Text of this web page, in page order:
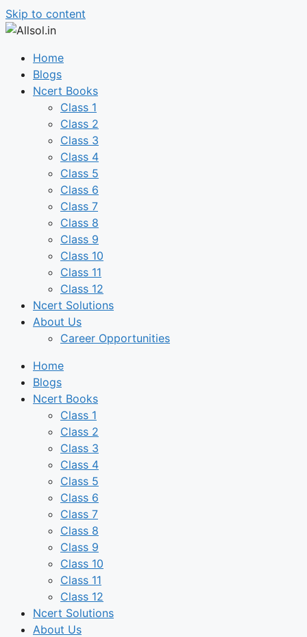
Skip to content
Home
Blogs
Ncert Books
Class 1
Class 2
Class 3
Class 4
Class 5
Class 6
Class 7
Class 8
Class 9
Class 10
Class 11
Class 12
Ncert Solutions
About Us
Career Opportunities
Home
Blogs
Ncert Books
Class 1
Class 2
Class 3
Class 4
Class 5
Class 6
Class 7
Class 8
Class 9
Class 10
Class 11
Class 12
Ncert Solutions
About Us